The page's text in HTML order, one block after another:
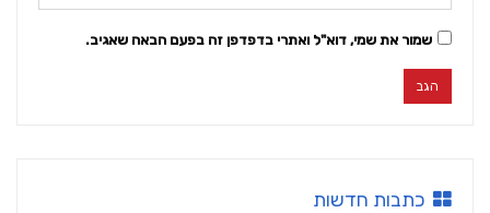
שמור את שמי, דוא"ל ואתרי בדפדפן זה בפעם הבאה שאגיב.
כתבות חדשות